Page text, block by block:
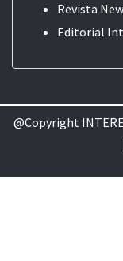
Revista
Editorial
@Copyright